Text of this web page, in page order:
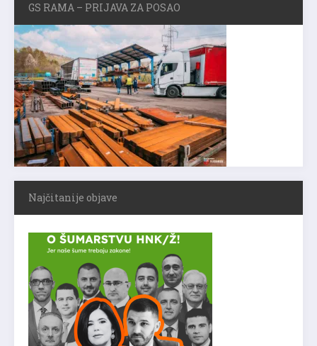
GS RAMA – PRIJAVA ZA POSAO
Najčitanije objave